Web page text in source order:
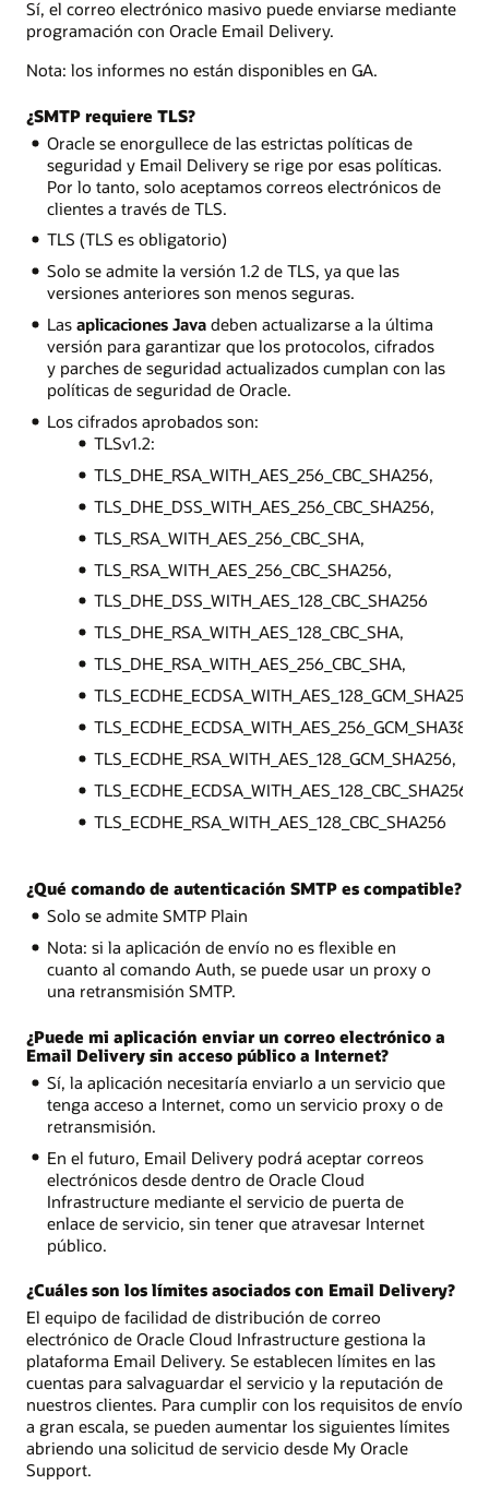
Sí, el correo electrónico masivo puede enviarse mediante
programación con Oracle Email Delivery.
Nota: los informes no están disponibles en GA.
¿SMTP requiere TLS?
Oracle se enorgullece de las estrictas políticas de
seguridad y Email Delivery se rige por esas políticas.
Por lo tanto, solo aceptamos correos electrónicos de
clientes a través de TLS.
TLS (TLS es obligatorio)
Solo se admite la versión 1.2 de TLS, ya que las
versiones anteriores son menos seguras.
Las aplicaciones Javadeben actualizarse a la última
versión para garantizar que los protocolos, cifrados
y parches de seguridad actualizados cumplan con las
políticas de seguridad de Oracle.
Los cifrados aprobados son:
TLSv1.2:
TLS_DHE_RSA_WITH_AES_256_CBC_SHA256,
TLS_DHE_DSS_WITH_AES_256_CBC_SHA256,
TLS_RSA_WITH_AES_256_CBC_SHA,
TLS_RSA_WITH_AES_256_CBC_SHA256,
TLS_DHE_DSS_WITH_AES_128_CBC_SHA256
TLS_DHE_RSA_WITH_AES_128_CBC_SHA,
TLS_DHE_RSA_WITH_AES_256_CBC_SHA,
TLS_ECDHE_ECDSA_WITH_AES_128_GCM_SHA256
TLS_ECDHE_ECDSA_WITH_AES_256_GCM_SHA384,
TLS_ECDHE_RSA_WITH_AES_128_GCM_SHA256,
TLS_ECDHE_ECDSA_WITH_AES_128_CBC_SHA256,
TLS_ECDHE_RSA_WITH_AES_128_CBC_SHA256
¿Qué comando de autenticación SMTP es compatible?
Solo se admite SMTP Plain
Nota: si la aplicación de envío no es flexible en
cuanto al comando Auth, se puede usar un proxy o
una retransmisión SMTP.
¿Puede mi aplicación enviar un correo electrónico a
Email Delivery sin acceso público a Internet?
Sí, la aplicación necesitaría enviarlo a un servicio que
tenga acceso a Internet, como un servicio proxy o de
retransmisión.
En el futuro, Email Delivery podrá aceptar correos
electrónicos desde dentro de Oracle Cloud
Infrastructure mediante el servicio de puerta de
enlace de servicio, sin tener que atravesar Internet
público.
¿Cuáles son los límites asociados con Email Delivery?
El equipo de facilidad de distribución de correo
electrónico de Oracle Cloud Infrastructure gestiona la
plataforma Email Delivery. Se establecen límites en las
cuentas para salvaguardar el servicio y la reputación de
nuestros clientes. Para cumplir con los requisitos de envío
a gran escala, se pueden aumentar los siguientes límites
abriendo una solicitud de servicio desde My Oracle
Support.